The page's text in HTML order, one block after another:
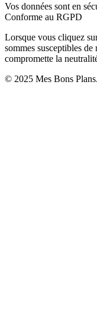
Vos données sont en
Conforme au RGPD
Lorsque vous cliquez
sommes susceptibles
compromette la
© 2025 Mes Bons